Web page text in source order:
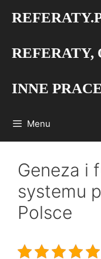
REFERATY,
INNE
Menu
Geneza i
systemu
Polsce